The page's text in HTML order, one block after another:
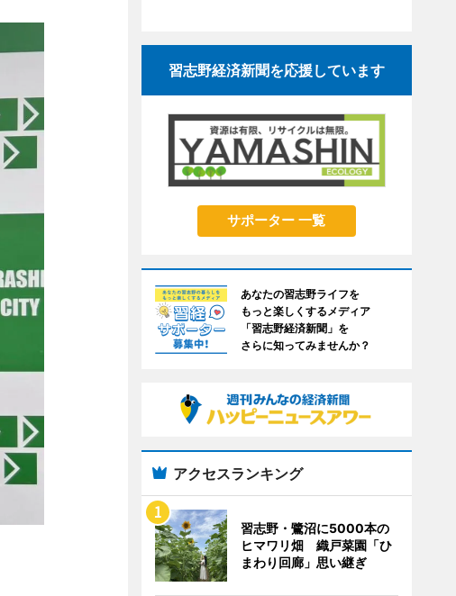
習志野経済新聞を応援しています
サポーター 一覧
あなたの習志野ライフを
もっと楽しくするメディア
「習志野経済新聞」を
さらに知ってみませんか？
アクセスランキング
習志野・鷺沼に5000本の
ヒマワリ畑 織戸菜園「ひ
まわり回廊」思い継ぎ